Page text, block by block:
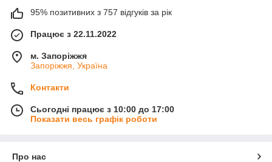
95% позитивних з 757 відгуків за рік
Працює з 22.11.2022
м. Запоріжжя
Запоріжжя, Україна
Контакти
Сьогодні працює з 10:00 до 17:00
Показати весь графік роботи
Про нас